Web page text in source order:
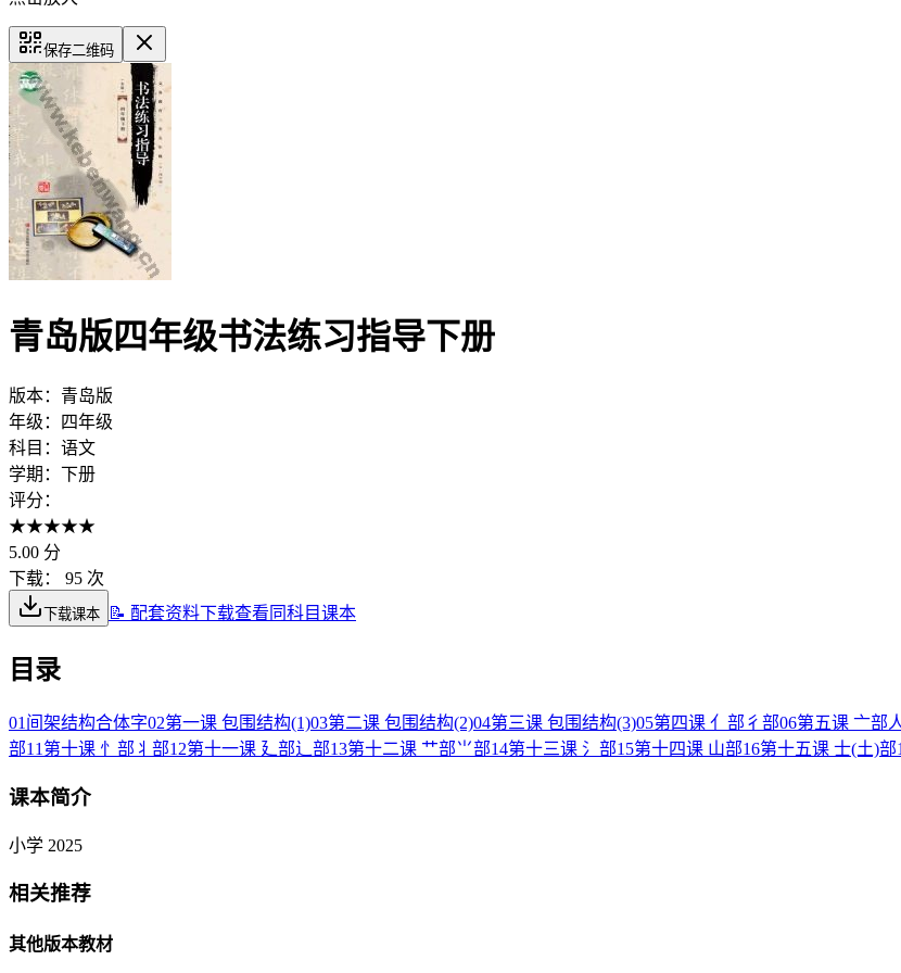
保存二维码
青岛版四年级书法练习指导下册
版本： 青岛版
年级：
四年级
科目： 语文
学期： 下册
评分：
★★★★★
5.00 分
下载：
95 次
下载课本 📝 配套资料下载查看同科目课本
目录
01 间架结构合体字02第一课 包围结构(1)03第二课 包围结构(2)04第三课 包围结构(3)05第四课 亻部彳部06第五课 亠部
部11 第十课 忄部丬部12第十一课 廴部辶部13第十二课 艹部⺌部14第十三课 氵部15第十四课 山部16第十五课 士(土)部
课本简介
小学 2025
相关推荐
其他版本教材